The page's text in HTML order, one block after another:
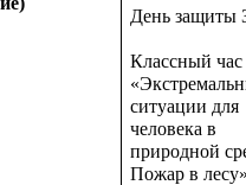
День защиты
Классный час
ситуации для
человека в
природной
Пожар в лесу»